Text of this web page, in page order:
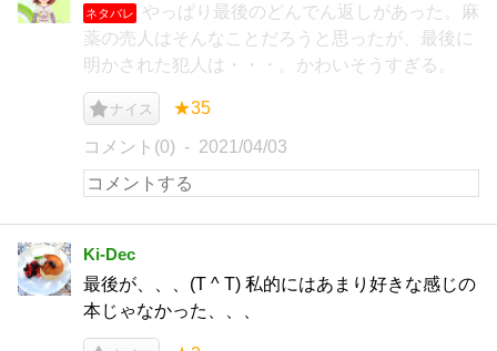
ネタバレ
やっぱり最後のどんでん返しがあった。麻
薬の売人はそんなことだろうと思ったが、最後に
明かされた犯人は・・・。かわいそうすぎる。
ナイス ★35
コメント(0) 2021/04/03
Ki-Dec
最後が、、、(T ^ T) 私的にはあまり好きな感じの
本じゃなかった、、、